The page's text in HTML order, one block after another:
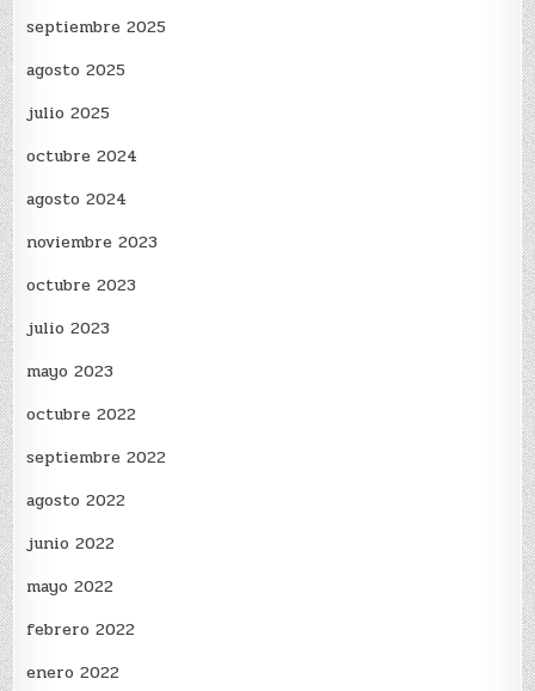
septiembre 2025
agosto 2025
julio 2025
octubre 2024
agosto 2024
noviembre 2023
octubre 2023
julio 2023
mayo 2023
octubre 2022
septiembre 2022
agosto 2022
junio 2022
mayo 2022
febrero 2022
enero 2022